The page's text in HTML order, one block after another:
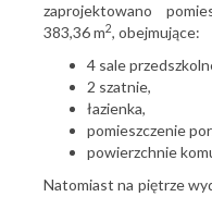
zaprojektowano
383,36 m2, obejmujące:
4 sale
2 szatnie,
łazienka,
pomieszczenie
powierzchnie
Natomiast na piętrze